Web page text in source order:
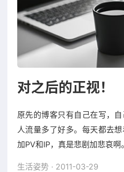
对之后的正视！
原先的博客只有自己在写，
人流量多了好多。每天都去
加PV和IP，真是悲剧加悲哀啊
生活姿势 · 2011-03-29